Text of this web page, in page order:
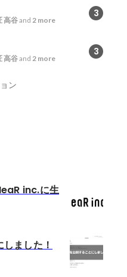
3
高谷and 2 more
3
高谷and 2 more
ン
inc.に生
ました！